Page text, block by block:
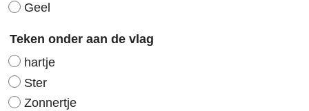
Geel
Teken onder aan de vlag
hartje
Ster
Zonnertje